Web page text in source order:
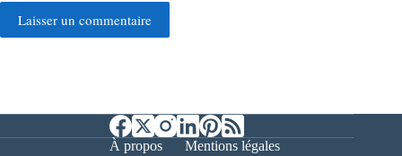
Laisser un commentaire
À propos
Mentions légales